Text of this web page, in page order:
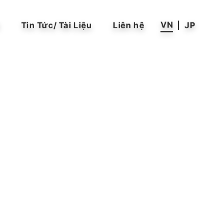
Tin Tức/ Tài Liệu Liên hệ VN JP